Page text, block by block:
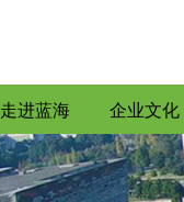
走进蓝海 企业文化